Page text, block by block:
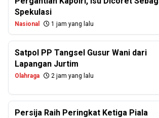
Spekulasi
Nasional 1 jam yang lalu
Satpol PP Tangsel Gusur Wani dari
Lapangan Jurtim
Olahraga 2 jam yang lalu
Persija Raih Peringkat Ketiga Piala